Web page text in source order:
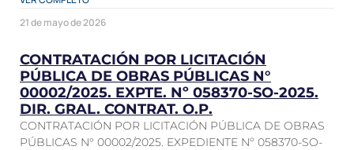
21 de mayo de 2026
CONTRATACIÓN POR LICITACIÓN
PÚBLICA DE OBRAS PÚBLICAS N°
00002/2025. EXPTE. Nº 058370-SO-2025.
DIR. GRAL. CONTRAT. O.P.
CONTRATACIÓN POR LICITACIÓN PÚBLICA DE OBRAS
PÚBLICAS N° 00002/2025. EXPEDIENTE Nº 058370-SO-